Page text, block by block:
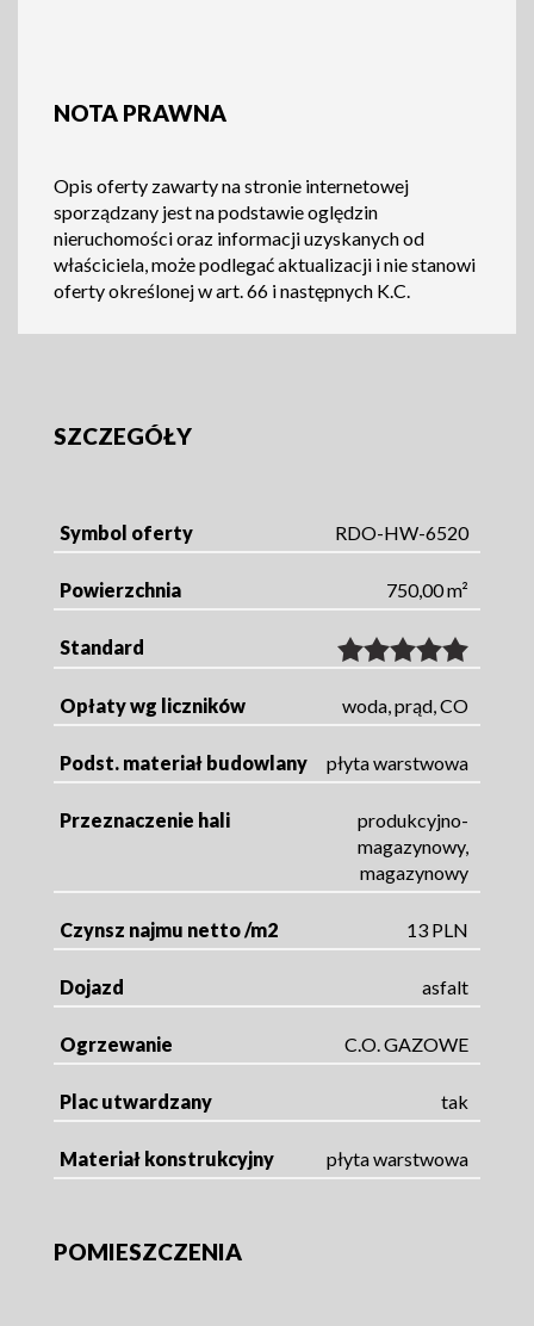
NOTA PRAWNA
Opis oferty zawarty na stronie internetowej
sporządzany jest na podstawie oględzin
nieruchomości oraz informacji uzyskanych od
właściciela, może podlegać aktualizacji i nie stanowi
oferty określonej w art. 66 i następnych K.C.
SZCZEGÓŁY
Symbol oferty RDO-HW-6520
Powierzchnia 750,00 m²
Standard
Opłaty wg liczników woda, prąd, CO
Podst. materiał budowlany płyta warstwowa
Przeznaczenie hali
produkcyjno-
magazynowy,
magazynowy
Czynsz najmu netto /m2 13 PLN
Dojazd asfalt
Ogrzewanie C.O. GAZOWE
Plac utwardzany tak
Materiał konstrukcyjny płyta warstwowa
POMIESZCZENIA